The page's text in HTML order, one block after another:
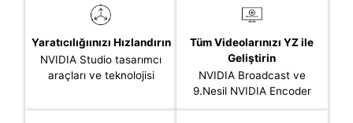
Yaratıcılığıınızı Hızlandırın
NVIDIA Studio tasarımcı
araçları ve teknolojisi
Tüm Videolarınızı YZ ile
Geliştirin
NVIDIA Broadcast ve
9.Nesil NVIDIA Encoder